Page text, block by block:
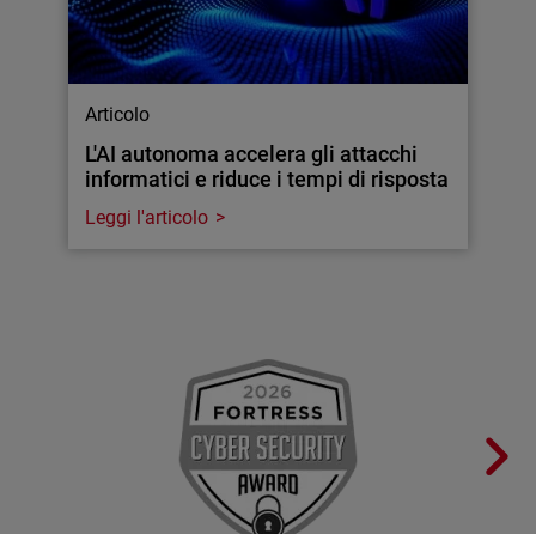
Articolo
L'AI autonoma accelera gli attacchi
informatici e riduce i tempi di risposta
Leggi l'articolo